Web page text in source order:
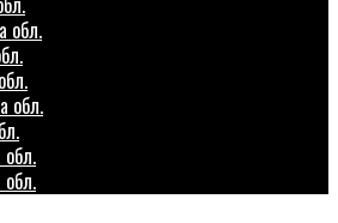
обл.
обл.
обл.
обл.